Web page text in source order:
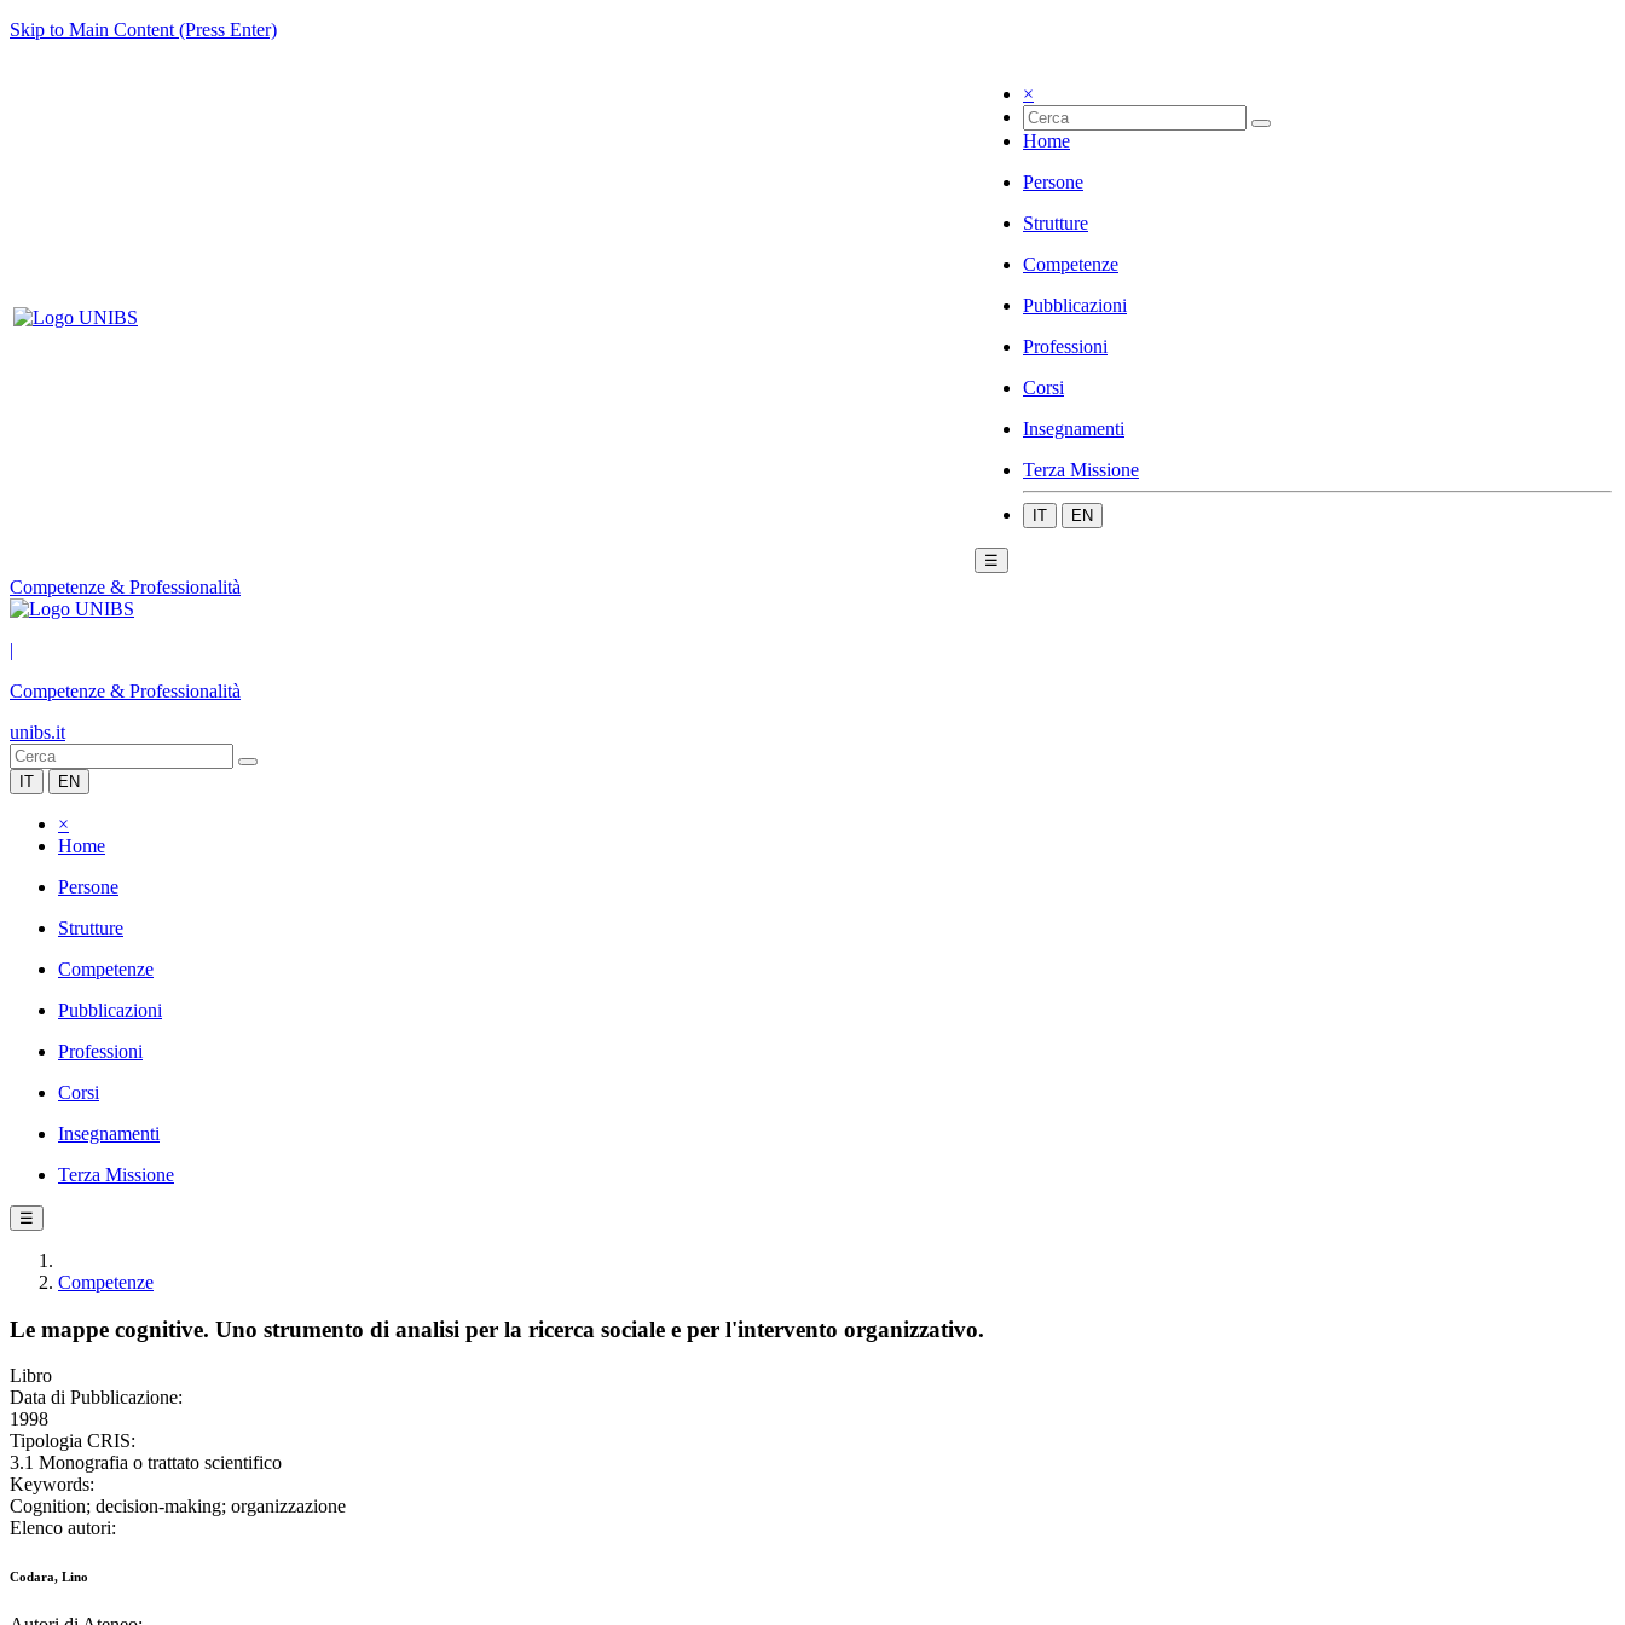
Skip to Main Content (Press Enter)
×
Home
Persone
Strutture
Competenze
Pubblicazioni
Professioni
Corsi
Insegnamenti
Terza Missione
IT EN
☰
Competenze & Professionalità
|
Competenze & Professionalità
unibs.it
IT EN
×
Home
Persone
Strutture
Competenze
Pubblicazioni
Professioni
Corsi
Insegnamenti
Terza Missione
☰
Competenze
Le mappe cognitive. Uno strumento di analisi per la ricerca sociale e per l'intervento organizzativo.
Libro
Data di Pubblicazione:
1998
Tipologia CRIS:
3.1 Monografia o trattato scientifico
Keywords:
Cognition; decision-making; organizzazione
Elenco autori:
Codara, Lino